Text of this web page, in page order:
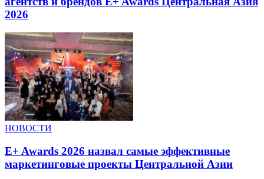
2026
НОВОСТИ
E+ Awards 2026 назвал самые эффективные
маркетинговые проекты Центральной Азии